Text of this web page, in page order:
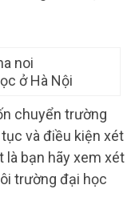
ở Hà Nội
chuyển trường
và điều kiện xét
là bạn hãy xem xét
trường đại học